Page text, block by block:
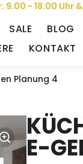
- 18.00 Uhr
SALE BLOG
KONTAKT
Planung 4
E-